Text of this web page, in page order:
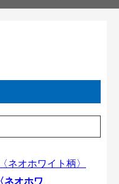
〈ネオホワ